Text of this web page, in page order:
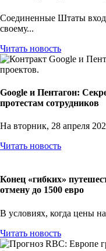
Соединенные Штаты
своему...
Читать новость
Google и Пентагон:
протестам сотрудников
На вторник, 28 апреля
Читать новость
Конец «гибких»
отмену до 1500 евро
В условиях, когда цены
Читать новость